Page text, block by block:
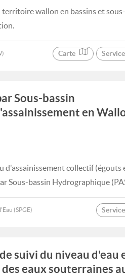
wallon en bassins et sous-
Carte Service
Sous-bassin
en
d'assainissement collectif (égouts
Sous-bassin Hydrographique
(SPGE) Service
suivi du niveau d'eau
eaux souterraines